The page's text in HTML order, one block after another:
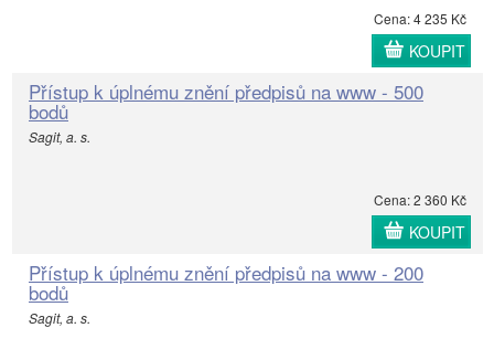
Cena: 4 235 Kč
KOUPIT
Přístup k úplnému znění předpisů na www - 500
bodů
Sagit, a. s.
Cena: 2 360 Kč
KOUPIT
Přístup k úplnému znění předpisů na www - 200
bodů
Sagit, a. s.